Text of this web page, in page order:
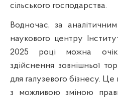
сільського господарства.
Водночас, за
наукового центру
2025 році можна
здійснення зовнішньої
для галузевого бізнесу.
з можливою зміною